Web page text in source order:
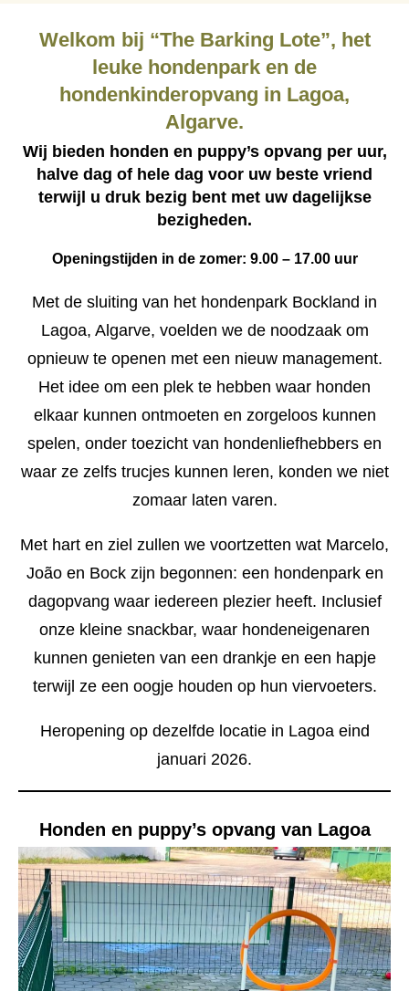
Welkom bij “The Barking Lote”, het
leuke hondenpark en de
hondenkinderopvang in Lagoa,
Algarve.
Wij bieden honden en puppy’s opvang per uur,
halve dag of hele dag voor uw beste vriend
terwijl u druk bezig bent met uw dagelijkse
bezigheden.
Openingstijden in de zomer: 9.00 – 17.00 uur
Met de sluiting van het hondenpark Bockland in
Lagoa, Algarve, voelden we de noodzaak om
opnieuw te openen met een nieuw management.
Het idee om een plek te hebben waar honden
elkaar kunnen ontmoeten en zorgeloos kunnen
spelen, onder toezicht van hondenliefhebbers en
waar ze zelfs trucjes kunnen leren, konden we niet
zomaar laten varen.
Met hart en ziel zullen we voortzetten wat Marcelo,
João en Bock zijn begonnen: een hondenpark en
dagopvang waar iedereen plezier heeft. Inclusief
onze kleine snackbar, waar hondeneigenaren
kunnen genieten van een drankje en een hapje
terwijl ze een oogje houden op hun viervoeters.
Heropening op dezelfde locatie in Lagoa eind
januari 2026.
Honden en puppy’s opvang van Lagoa